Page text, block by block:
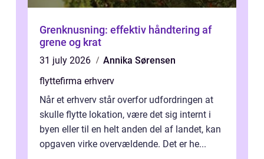
Grenknusning: effektiv håndtering af
grene og krat
31 july 2026
Annika Sørensen
flyttefirma erhverv
Når et erhverv står overfor udfordringen at
skulle flytte lokation, være det sig internt i
byen eller til en helt anden del af landet, kan
opgaven virke overvældende. Det er he...